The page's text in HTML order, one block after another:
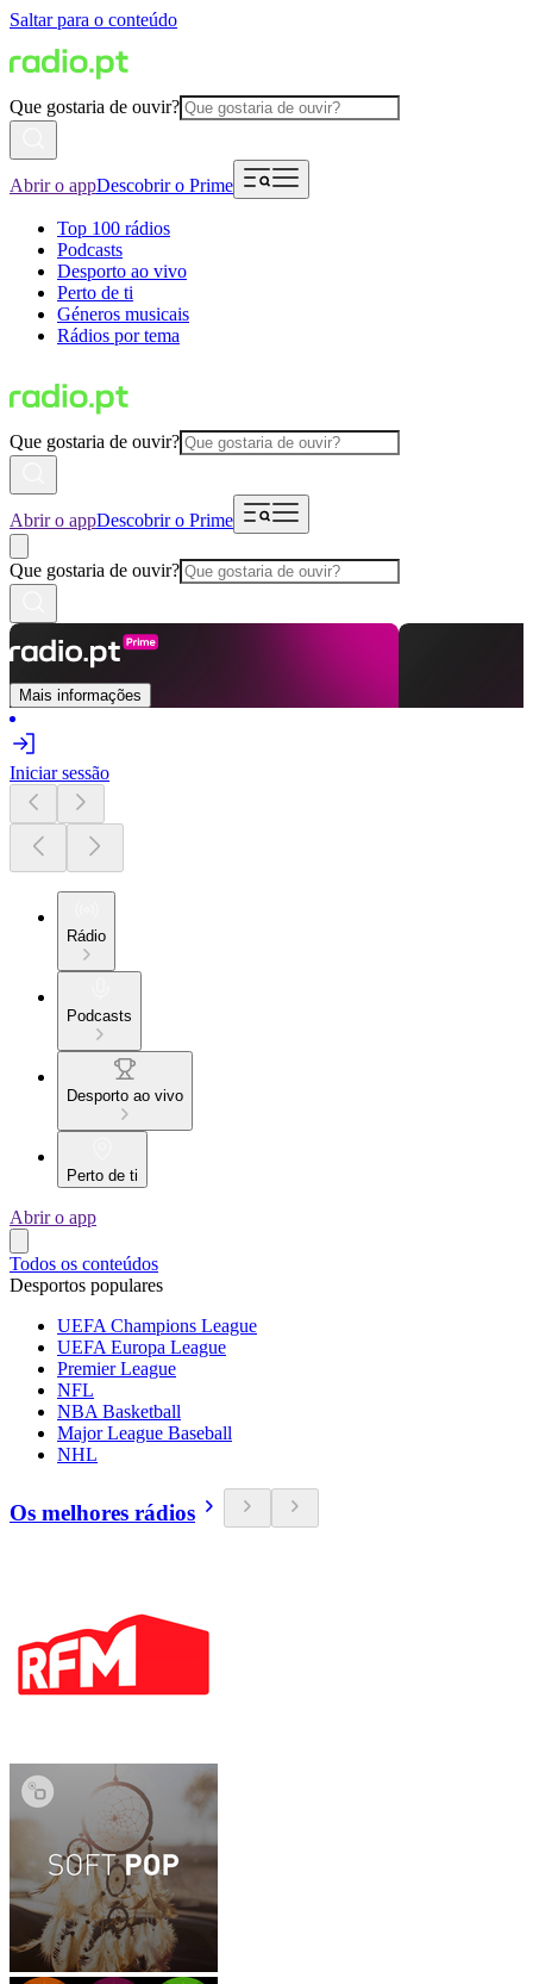
Saltar para o conteúdo
Que gostaria de ouvir?
Abrir o appDescobrir o Prime
Top 100 rádios
Podcasts
Desporto ao vivo
Perto de ti
Géneros musicais
Rádios por tema
Que gostaria de ouvir?
Abrir o appDescobrir o Prime
Que gostaria de ouvir?
Mais informações
Iniciar sessão
Rádio
Podcasts
Desporto ao vivo
Perto de ti
Abrir o app
Todos os conteúdos
Desportos populares
UEFA Champions League
UEFA Europa League
Premier League
NFL
NBA Basketball
Major League Baseball
NHL
Os melhores rádios